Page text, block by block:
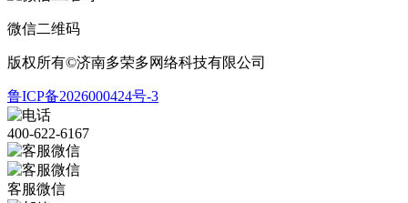
微信二维码
版权所有©济南多荣多网络科技有限公司
鲁ICP备2026000424号-3
400-622-6167
客服微信